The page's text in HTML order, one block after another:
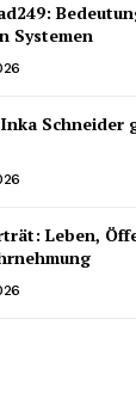
Systemen
Schneider
Leben,